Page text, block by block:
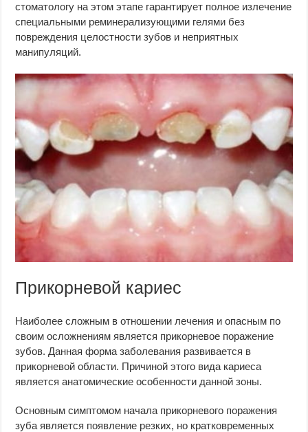
стоматологу на этом этапе гарантирует полное излечение
специальными реминерализующими гелями без
повреждения целостности зубов и неприятных
манипуляций.
Прикорневой кариес
Наиболее сложным в отношении лечения и опасным по
своим осложнениям является прикорневое поражение
зубов. Данная форма заболевания развивается в
прикорневой области. Причиной этого вида кариеса
является анатомические особенности данной зоны.
Основным симптомом начала прикорневого поражения
зуба является появление резких, но кратковременных